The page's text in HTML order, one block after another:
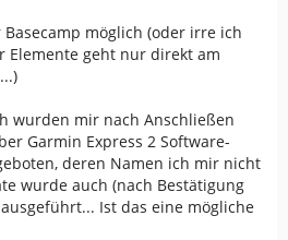
möglich (oder irre ich
Elemente geht nur direkt am
wurden mir nach Anschließen
Garmin Express 2 Software-
deren Namen ich mir nicht
wurde auch (nach Bestätigung
Ist das eine mögliche